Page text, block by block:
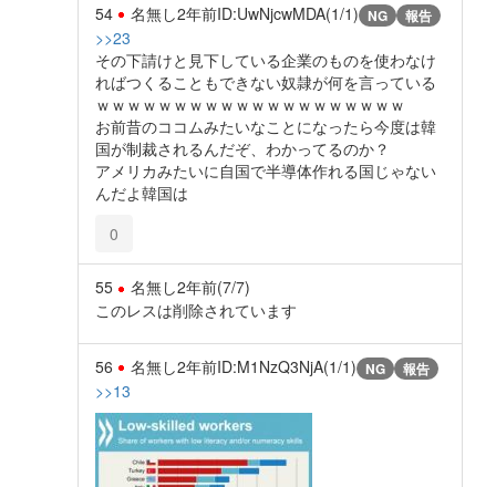
54 名無し2年前ID:UwNjcwMDA(1/1) NG 報告
>>23
その下請けと見下している企業のものを使わなけ
ればつくることもできない奴隷が何を言っている
ｗｗｗｗｗｗｗｗｗｗｗｗｗｗｗｗｗｗｗｗ
お前昔のココムみたいなことになったら今度は韓
国が制裁されるんだぞ、わかってるのか？
アメリカみたいに自国で半導体作れる国じゃない
んだよ韓国は
0
55 名無し2年前(7/7)
このレスは削除されています
56 名無し2年前ID:M1NzQ3NjA(1/1) NG 報告
>>13